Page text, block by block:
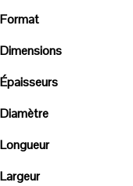
Format
Dimensions
Épaisseurs
Diamètre
Longueur
Largeur